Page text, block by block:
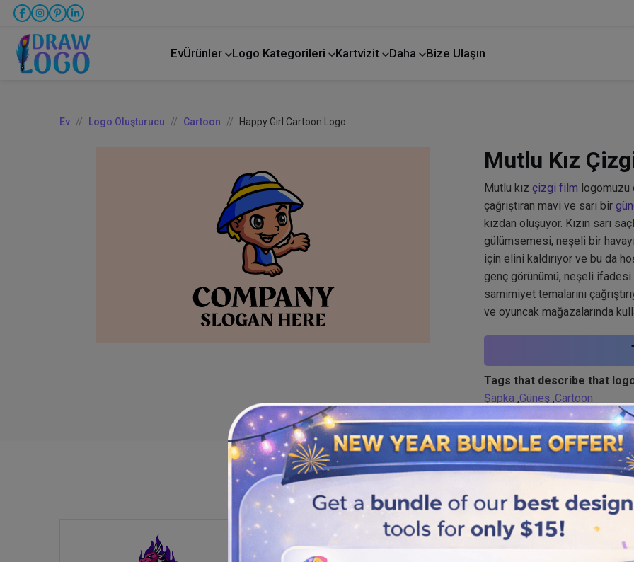
EvÜrünler Logo Kategorileri Kartvizit Daha Bize Ulaşın
Ev Logo Oluşturucu Cartoon Happy Girl Cartoon Logo
Mutlu Kız
Mutlu kız çizgi film logomuzu
çağrıştıran mavi ve sarı bir
kızdan oluşuyor. Kızın sarı
gülümsemesi, neşeli bir
için elini kaldırıyor ve bu da
genç görünümü, neşeli
samimiyet temalarını
ve oyuncak mağazalarında
Tags that describe that
Şapka ,Güneş ,Cartoon
Similar logos